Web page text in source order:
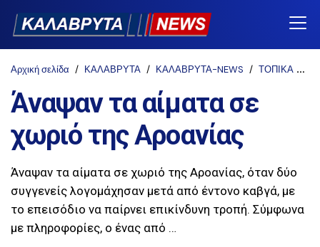
Αρχική σελίδα ΚΑΛΑΒΡΥΤΑ ΚΑΛΑΒΡΥΤΑ-NEWS ΤΟΠΙΚΑ
Άναψαν τα αίματα σε
χωριό της Αροανίας
Άναψαν τα αίματα σε χωριό της Αροανίας, όταν δύο
συγγενείς λογομάχησαν μετά από έντονο καβγά, με
το επεισόδιο να παίρνει επικίνδυνη τροπή. Σύμφωνα
με πληροφορίες, ο ένας από …